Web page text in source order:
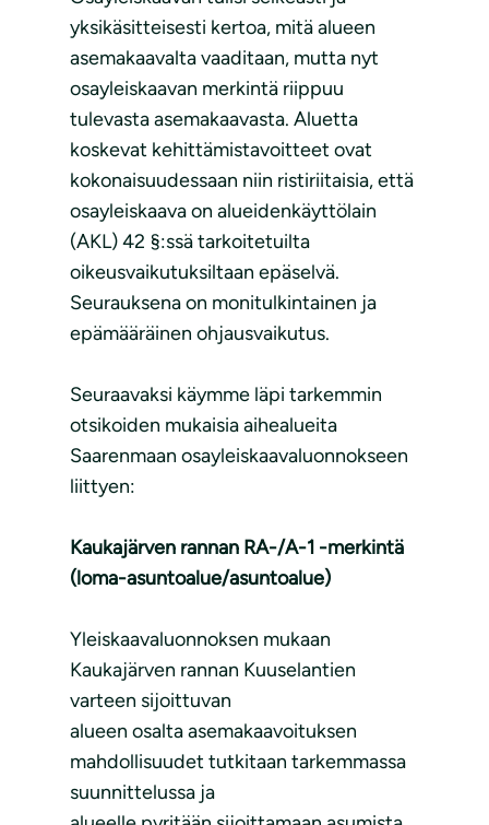
yksikäsitteisesti kertoa, mitä alueen
asemakaavalta vaaditaan, mutta nyt
osayleiskaavan merkintä riippuu
tulevasta asemakaavasta. Aluetta
koskevat kehittämistavoitteet ovat
kokonaisuudessaan niin ristiriitaisia, että
osayleiskaava on alueidenkäyttölain
(AKL) 42 §:ssä tarkoitetuilta
oikeusvaikutuksiltaan epäselvä.
Seurauksena on monitulkintainen ja
epämääräinen ohjausvaikutus.
Seuraavaksi käymme läpi tarkemmin
otsikoiden mukaisia aihealueita
Saarenmaan osayleiskaavaluonnokseen
liittyen:
Kaukajärven rannan RA-/A-1 -merkintä
(loma-asuntoalue/asuntoalue)
Yleiskaavaluonnoksen mukaan
Kaukajärven rannan Kuuselantien
varteen sijoittuvan
alueen osalta asemakaavoituksen
mahdollisuudet tutkitaan tarkemmassa
suunnittelussa ja